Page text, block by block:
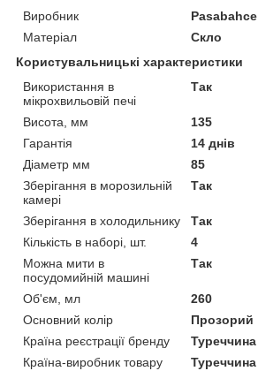
Виробник
Pasabahce
Матеріал
Скло
Користувальницькі характеристики
Використання в
мікрохвильовій печі
Так
Висота, мм
135
Гарантія
14 днів
Діаметр мм
85
Зберігання в морозильній
камері
Так
Зберігання в холодильнику
Так
Кількість в наборі, шт.
4
Можна мити в
посудомийній машині
Так
Об'єм, мл
260
Основний колір
Прозорий
Країна реєстрації бренду
Туреччина
Країна-виробник товару
Туреччина